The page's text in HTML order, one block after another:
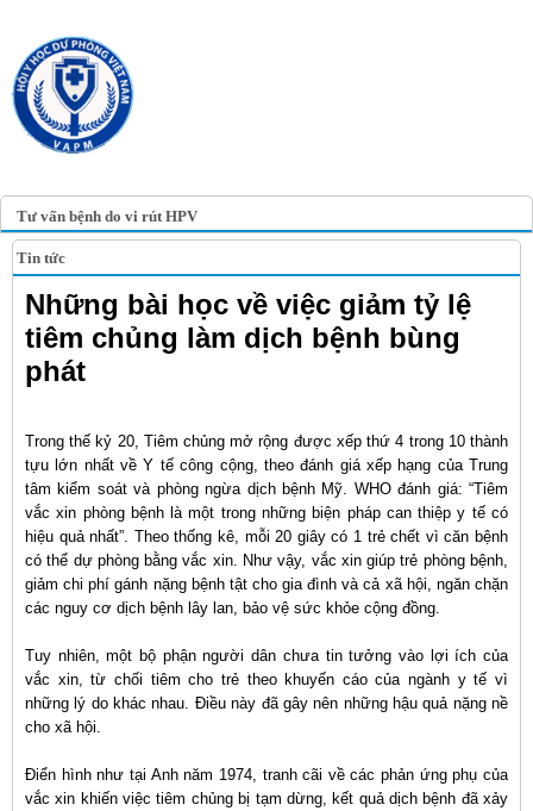
Tư vấn bệnh do vi rút HPV
Tin tức
Những bài học về việc giảm tỷ lệ
tiêm chủng làm dịch bệnh bùng
phát
Trong thế kỷ 20, Tiêm chủng mở rộng được xếp thứ 4 trong 10 thành
tựu lớn nhất về Y tế công cộng, theo đánh giá xếp hạng của Trung
tâm kiểm soát và phòng ngừa dịch bệnh Mỹ. WHO đánh giá: “Tiêm
vắc xin phòng bệnh là một trong những biện pháp can thiệp y tế có
hiệu quả nhất”. Theo thống kê, mỗi 20 giây có 1 trẻ chết vì căn bệnh
có thể dự phòng bằng vắc xin. Như vậy, vắc xin giúp trẻ phòng bệnh,
giảm chi phí gánh nặng bệnh tật cho gia đình và cả xã hội, ngăn chặn
các nguy cơ dịch bệnh lây lan, bảo vệ sức khỏe cộng đồng.
Tuy nhiên, một bộ phận người dân chưa tin tưởng vào lợi ích của
vắc xin, từ chối tiêm cho trẻ theo khuyến cáo của ngành y tế vì
những lý do khác nhau. Điều này đã gây nên những hậu quả nặng nề
cho xã hội.
Điển hình như tại Anh năm 1974, tranh cãi về các phản ứng phụ của
vắc xin khiến việc tiêm chủng bị tạm dừng, kết quả dịch bệnh đã xảy